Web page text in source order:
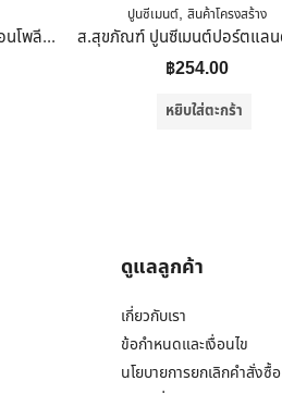
KOOLTEG ฉนวนกันความร้อนโพลีเอสเตอร์ 6 นิ้ว
ปูนซีเมนต์, สินค้าโครงสร้าง
฿254.00
หยิบใส่ตะกร้า
ดูแลลูกค้า
เกี่ยวกับเรา
ข้อกำหนดและเงื่อนไข
นโยบายการยกเลิกคำสั่งซื้อ